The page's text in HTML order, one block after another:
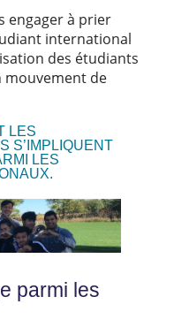
engager à prier
international
des étudiants
de
LES
S’IMPLIQUENT
LES
parmi les